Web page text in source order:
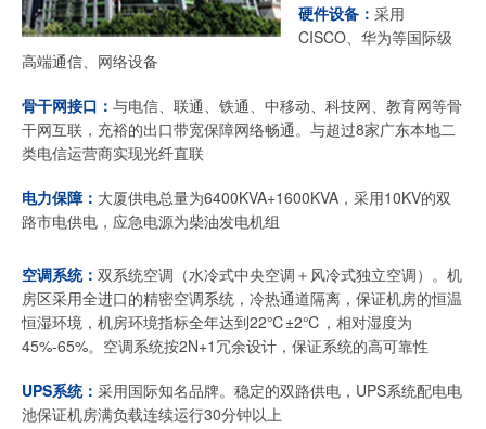
硬件设备： 采用
CISCO、华为等国际级
高端通信、网络设备
骨干网接口： 与电信、联通、铁通、中移动、科技网、教育网等骨
干网互联，充裕的出口带宽保障网络畅通。与超过8家广东本地二
类电信运营商实现光纤直联
电力保障： 大厦供电总量为6400KVA+1600KVA，采用10KV的双
路市电供电，应急电源为柴油发电机组
空调系统： 双系统空调（水冷式中央空调＋风冷式独立空调）。机
房区采用全进口的精密空调系统，冷热通道隔离，保证机房的恒温
恒湿环境，机房环境指标全年达到22℃±2℃，相对湿度为
45%-65%。空调系统按2N+1冗余设计，保证系统的高可靠性
UPS系统： 采用国际知名品牌。稳定的双路供电，UPS系统配电电
池保证机房满负载连续运行30分钟以上